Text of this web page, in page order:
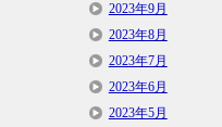
2023年9月
2023年8月
2023年7月
2023年6月
2023年5月